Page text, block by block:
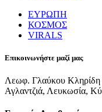
ΕΥΡΩΠΗ
ΚΟΣΜΟΣ
VIRALS
Επικοινωνήστε μαζί μας
Λεωφ. Γλαύκου
Αγλαντζιά, Λευκωσία,